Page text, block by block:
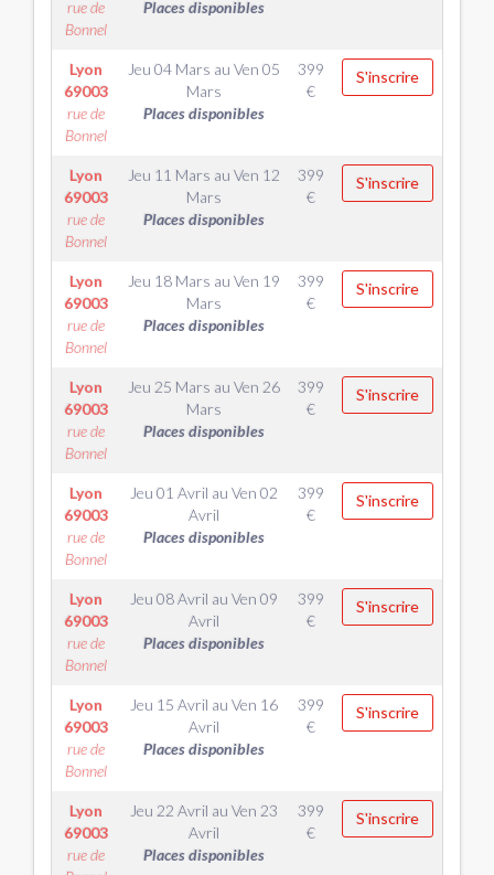
rue de
Bonnel
Places disponibles
Lyon
69003
rue de
Bonnel
Jeu 04 Mars au Ven 05
Mars
Places disponibles
399
€
S'inscrire
Lyon
69003
rue de
Bonnel
Jeu 11 Mars au Ven 12
Mars
Places disponibles
399
€
S'inscrire
Lyon
69003
rue de
Bonnel
Jeu 18 Mars au Ven 19
Mars
Places disponibles
399
€
S'inscrire
Lyon
69003
rue de
Bonnel
Jeu 25 Mars au Ven 26
Mars
Places disponibles
399
€
S'inscrire
Lyon
69003
rue de
Bonnel
Jeu 01 Avril au Ven 02
Avril
Places disponibles
399
€
S'inscrire
Lyon
69003
rue de
Bonnel
Jeu 08 Avril au Ven 09
Avril
Places disponibles
399
€
S'inscrire
Lyon
69003
rue de
Bonnel
Jeu 15 Avril au Ven 16
Avril
Places disponibles
399
€
S'inscrire
Lyon
69003
rue de
Jeu 22 Avril au Ven 23
Avril
Places disponibles
399
€
S'inscrire